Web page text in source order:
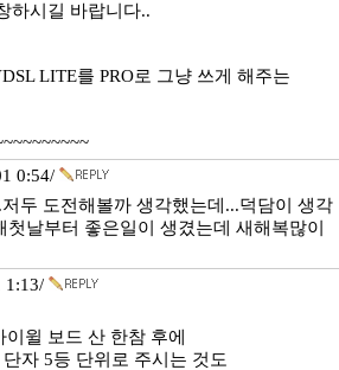
하시길 바랍니다..
LITE를 PRO로 그냥 쓰게 해주는
0:54/
두 도전해볼까 생각했는데...덕담이 생각
날부터 좋은일이 생겼는데 새해복많이
1:13/
윌 보드 산 한참 후에
자 5등 단위로 주시는 것도